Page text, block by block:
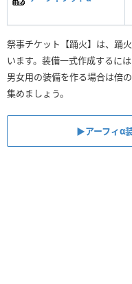
祭事チケット【踊火】は、踊
います。装備一式作成するに
男女用の装備を作る場合は倍
集めましょう。
▶︎アーフィα